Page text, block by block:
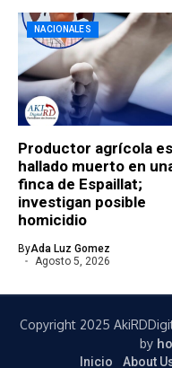
NACIONALES
Productor agrícola es
hallado muerto en
finca de Espaillat;
investigan posible
homicidio
ByAda Luz Gomez
Agosto 5, 2026
Copyright 2025
by
Inicio About